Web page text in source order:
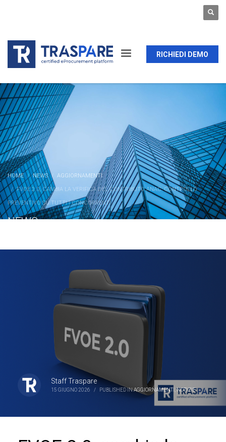
RICHIEDI DEMO
HOME NEWS AGGIORNAMENTI
FVOE 2.0, CAMBIA LA VERIFICA DEL CONTRIBUTO ANAC: CONTROLLO
PREVENTIVO SU TUTTI I CONCORRENTI
NEWS
Staff Traspare
15 GIUGNO 2026 / PUBLISHED INAGGIORNAMENTI NOTIZIE